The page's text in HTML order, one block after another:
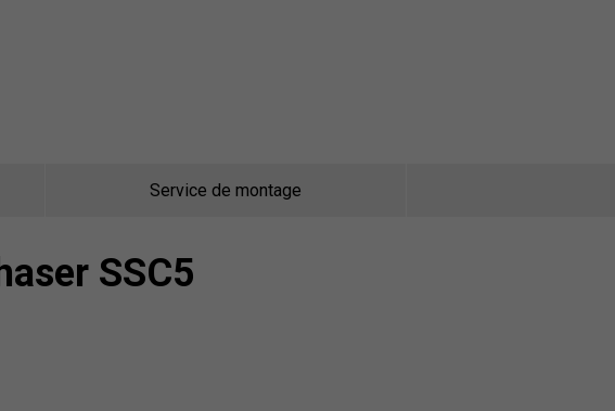
Service de montage
SSC5